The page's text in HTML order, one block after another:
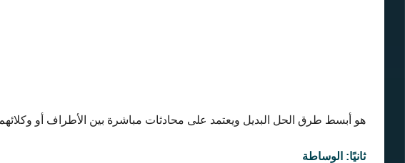
هو أبسط طرق الحل البديل ويعتمد على محادثات مباشرة بين الأطراف أو
ثانيًا: الوساطة